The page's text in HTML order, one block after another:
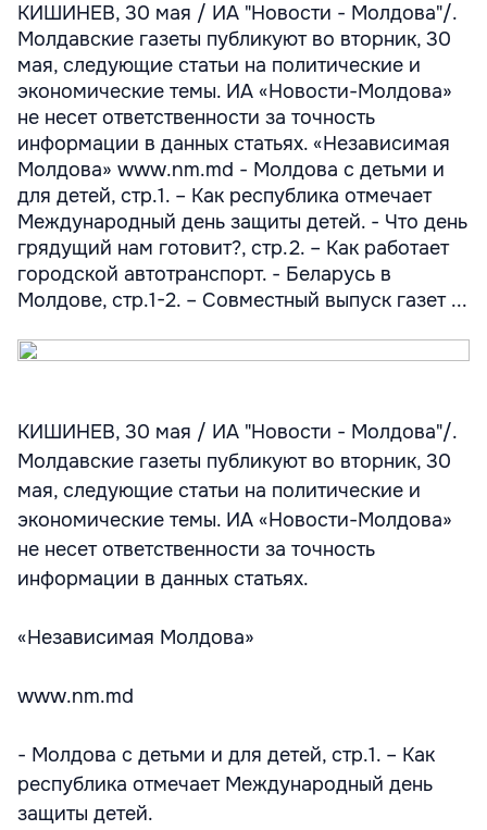
КИШИНЕВ, 30 мая / ИА "Новости - Молдова"/.
Молдавские газеты публикуют во вторник, 30
мая, следующие статьи на политические и
экономические темы. ИА «Новости-Молдова»
не несет ответственности за точность
информации в данных статьях. «Независимая
Молдова» www.nm.md - Молдова с детьми и
для детей, стр.1. – Как республика отмечает
Международный день защиты детей. - Что день
грядущий нам готовит?, стр.2. – Как работает
городской автотранспорт. - Беларусь в
Молдове, стр.1-2. – Совместный выпуск газет ...
КИШИНЕВ, 30 мая / ИА "Новости - Молдова"/.
Молдавские газеты публикуют во вторник, 30
мая, следующие статьи на политические и
экономические темы. ИА «Новости-Молдова»
не несет ответственности за точность
информации в данных статьях.
«Независимая Молдова»
www.nm.md
- Молдова с детьми и для детей, стр.1. – Как
республика отмечает Международный день
защиты детей.